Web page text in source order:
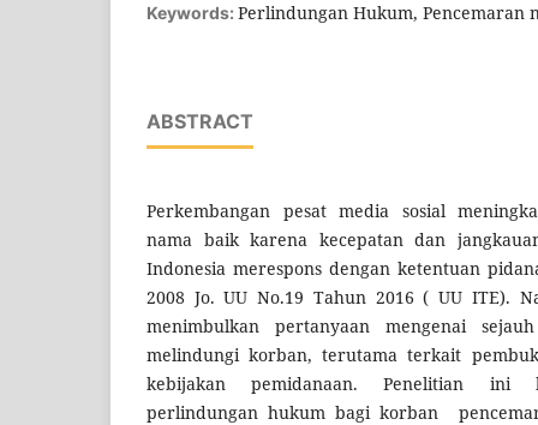
Keywords: Perlindungan Hukum, Pencemaran
ABSTRACT
Perkembangan pesat media sosial
nama baik karena kecepatan dan
Indonesia merespons dengan ketentuan
2008 Jo. UU No.19 Tahun 2016 ( UU ITE).
menimbulkan pertanyaan mengenai
melindungi korban, terutama terkait
kebijakan pemidanaan. Penelitian ini
perlindungan hukum bagi korban